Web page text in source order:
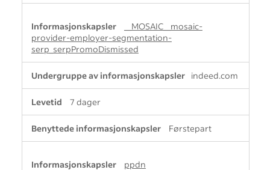
__MOSAIC__mosaic-
provider-employer-segmentation-
serp_serpPromoDismissed
indeed.com
7 dager
Førstepart
ppdn